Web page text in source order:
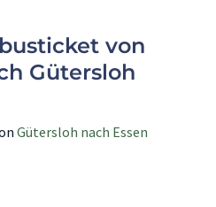
von
Gütersloh
Gütersloh nach Essen